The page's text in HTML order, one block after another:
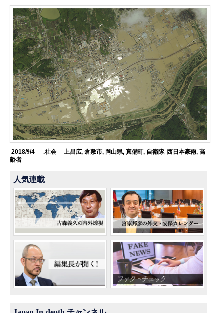
2018/9/4 .社会 上昌広, 倉敷市, 岡山県, 真備町, 自衛隊, 西日本豪雨, 高
齢者
人気連載